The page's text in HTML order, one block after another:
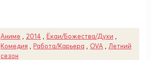
Аниме 2014 Ёкаи/Божества/Духи
Комедия
Работа/Карьера OVA
Летний
сезон